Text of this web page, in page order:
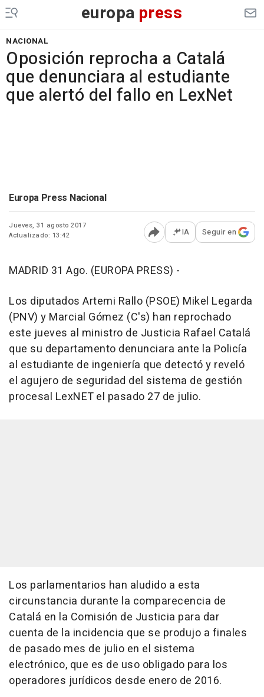
europa press
NACIONAL
Oposición reprocha a Catalá
que denunciara al estudiante
que alertó del fallo en LexNet
Europa Press Nacional
Jueves, 31 agosto 2017
Actualizado: 13:42
Abrir opciones para
IA Seguir en
MADRID 31 Ago. (EUROPA PRESS) -
Los diputados Artemi Rallo (PSOE) Mikel Legarda
(PNV) y Marcial Gómez (C's) han reprochado
este jueves al ministro de Justicia Rafael Catalá
que su departamento denunciara ante la Policía
al estudiante de ingeniería que detectó y reveló
el agujero de seguridad del sistema de gestión
procesal LexNET el pasado 27 de julio.
Los parlamentarios han aludido a esta
circunstancia durante la comparecencia de
Catalá en la Comisión de Justicia para dar
cuenta de la incidencia que se produjo a finales
de pasado mes de julio en el sistema
electrónico, que es de uso obligado para los
operadores jurídicos desde enero de 2016.